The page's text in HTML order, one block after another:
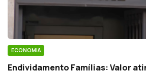
ECONOMIA
Endividamento Famílias: Valor